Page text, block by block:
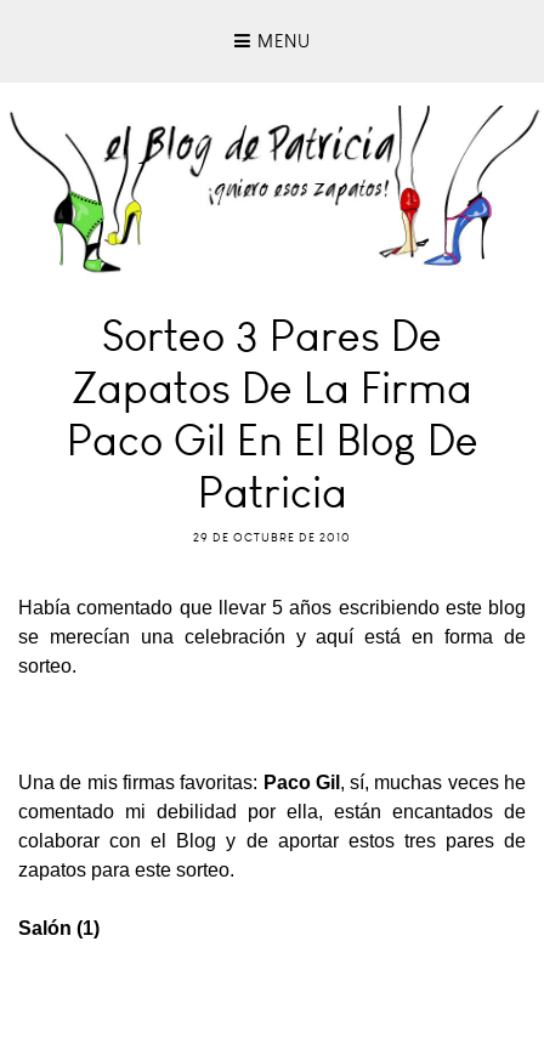
MENU
Sorteo 3 Pares De
Zapatos De La Firma
Paco Gil En El Blog De
Patricia
29 DE OCTUBRE DE 2010
Había comentado que llevar 5 años escribiendo este blog
se merecían una celebración y aquí está en forma de
sorteo.
Una de mis firmas favoritas: Paco Gil , sí, muchas veces he
comentado mi debilidad por ella, están encantados de
colaborar con el Blog y de aportar estos tres pares de
zapatos para este sorteo.
Salón (1)